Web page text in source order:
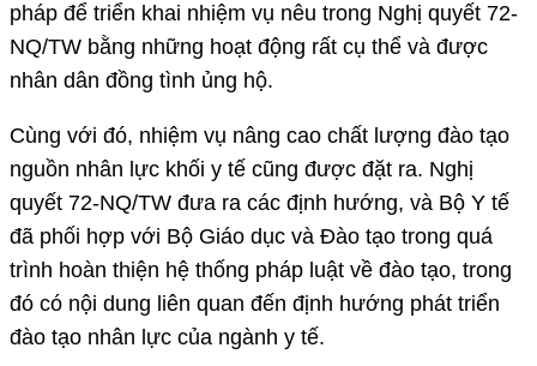
pháp để triển khai nhiệm vụ nêu trong Nghị quyết 72-
NQ/TW bằng những hoạt động rất cụ thể và được
nhân dân đồng tình ủng hộ.
Cùng với đó, nhiệm vụ nâng cao chất lượng đào tạo
nguồn nhân lực khối y tế cũng được đặt ra. Nghị
quyết 72-NQ/TW đưa ra các định hướng, và Bộ Y tế
đã phối hợp với Bộ Giáo dục và Đào tạo trong quá
trình hoàn thiện hệ thống pháp luật về đào tạo, trong
đó có nội dung liên quan đến định hướng phát triển
đào tạo nhân lực của ngành y tế.